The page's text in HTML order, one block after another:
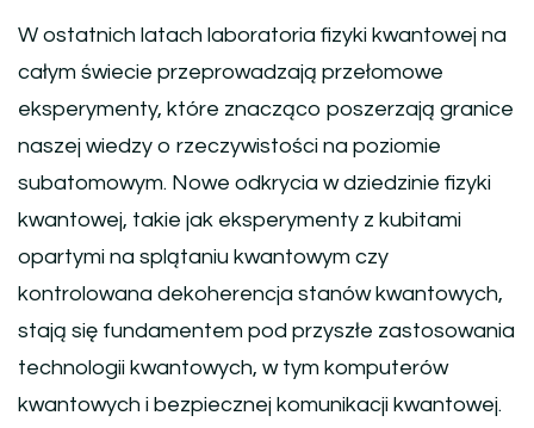
W ostatnich latach laboratoria fizyki kwantowej na
całym świecie przeprowadzają przełomowe
eksperymenty, które znacząco poszerzają granice
naszej wiedzy o rzeczywistości na poziomie
subatomowym. Nowe odkrycia w dziedzinie fizyki
kwantowej, takie jak eksperymenty z kubitami
opartymi na splątaniu kwantowym czy
kontrolowana dekoherencja stanów kwantowych,
stają się fundamentem pod przyszłe zastosowania
technologii kwantowych, w tym komputerów
kwantowych i bezpiecznej komunikacji kwantowej.